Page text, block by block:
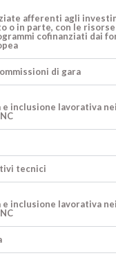
afferenti agli
o in parte, con le risorse
cofinanziati dai
di gara
inclusione lavorativa
tecnici
inclusione lavorativa